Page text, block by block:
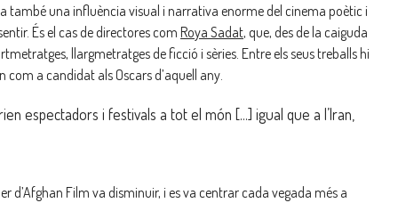
també una influència visual i narrativa enorme del cinema poètic i
És el cas de directores com Roya Sadat, que, des de la caiguda
llargmetratges de ficció i sèries. Entre els seus treballs hi
a candidat als Oscars d’aquell any.
espectadors i festivals a tot el món […] igual que a l’Iran,
d’Afghan Film va disminuir, i es va centrar cada vegada més a